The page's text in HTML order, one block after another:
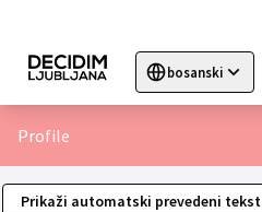
bosanski
Sprache wählen
Profile
Prikaži automatski prevedeni tekst